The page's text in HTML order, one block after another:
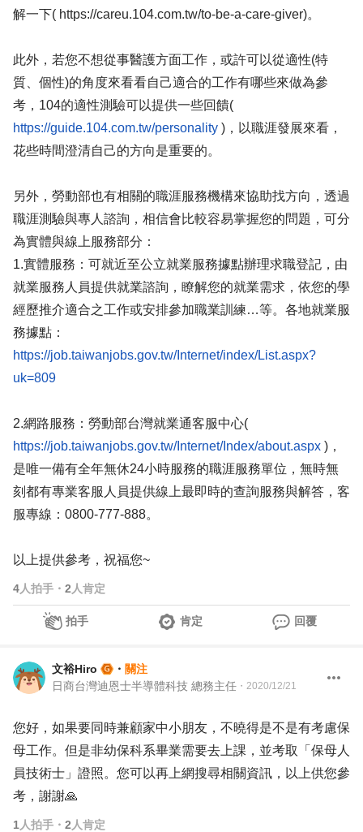
解一下( https://careu.104.com.tw/to-be-a-care-giver)。
此外，若您不想從事醫護方面工作，或許可以從適性(特
質、個性)的角度來看看自己適合的工作有哪些來做為參
考，104的適性測驗可以提供一些回饋(
https://guide.104.com.tw/personality )，以職涯發展來看，
花些時間澄清自己的方向是重要的。
另外，勞動部也有相關的職涯服務機構來協助找方向，透過
職涯測驗與專人諮詢，相信會比較容易掌握您的問題，可分
為實體與線上服務部分：
1.實體服務：可就近至公立就業服務據點辦理求職登記，由
就業服務人員提供就業諮詢，瞭解您的就業需求，依您的學
經歷推介適合之工作或安排參加職業訓練…等。各地就業服
務據點：
https://job.taiwanjobs.gov.tw/Internet/index/List.aspx?
uk=809
2.網路服務：勞動部台灣就業通客服中心(
https://job.taiwanjobs.gov.tw/Internet/Index/about.aspx )，
是唯一備有全年無休24小時服務的職涯服務單位，無時無
刻都有專業客服人員提供線上最即時的查詢服務與解答，客
服專線：0800-777-888。
以上提供參考，祝福您~
4人拍手 ・ 2 人肯定
拍手 肯定 回覆
文裕Hiro ・ 關注
日商台灣迪恩士半導體科技 總務主任 ・ 2020/12/21
您好，如果要同時兼顧家中小朋友，不曉得是不是有考慮保
母工作。但是非幼保科系畢業需要去上課，並考取「保母人
員技術士」證照。您可以再上網搜尋相關資訊，以上供您參
考，謝謝🙏
1 人拍手 ・ 2 人肯定